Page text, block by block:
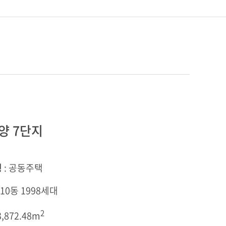
7단지
: 공동주택
동 1998세대
2